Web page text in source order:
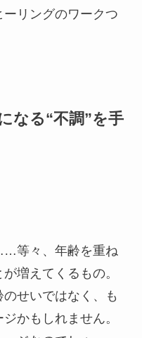
リングのワークつ
なる“不調”を手
等々、年齢を重ね
増えてくるもの。
せいではなく、も
かもしれません。